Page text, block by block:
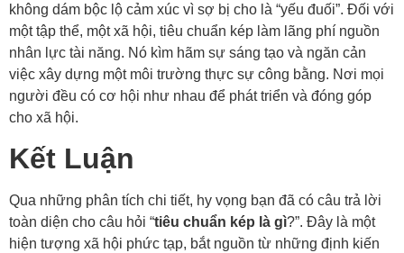
không dám bộc lộ cảm xúc vì sợ bị cho là “yếu đuối”. Đối với
một tập thể, một xã hội, tiêu chuẩn kép làm lãng phí nguồn
nhân lực tài năng. Nó kìm hãm sự sáng tạo và ngăn cản
việc xây dựng một môi trường thực sự công bằng. Nơi mọi
người đều có cơ hội như nhau để phát triển và đóng góp
cho xã hội.
Kết Luận
Qua những phân tích chi tiết, hy vọng bạn đã có câu trả lời
toàn diện cho câu hỏi “tiêu chuẩn kép là gì?”. Đây là một
hiện tượng xã hội phức tạp, bắt nguồn từ những định kiến